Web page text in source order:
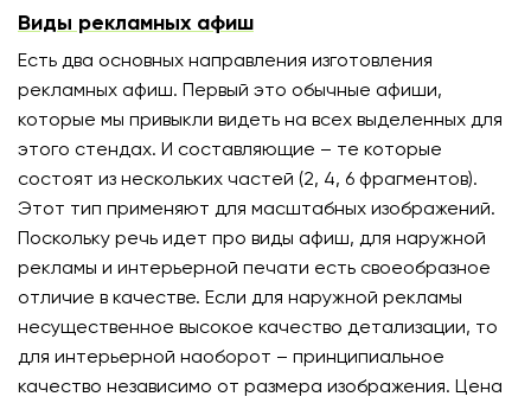
Виды рекламных афиш
Есть два основных направления изготовления
рекламных афиш. Первый это обычные афиши,
которые мы привыкли видеть на всех выделенных для
этого стендах. И составляющие – те которые
состоят из нескольких частей (2, 4, 6 фрагментов).
Этот тип применяют для масштабных изображений.
Поскольку речь идет про виды афиш, для наружной
рекламы и интерьерной печати есть своеобразное
отличие в качестве. Если для наружной рекламы
несущественное высокое качество детализации, то
для интерьерной наоборот – принципиальное
качество независимо от размера изображения. Цена